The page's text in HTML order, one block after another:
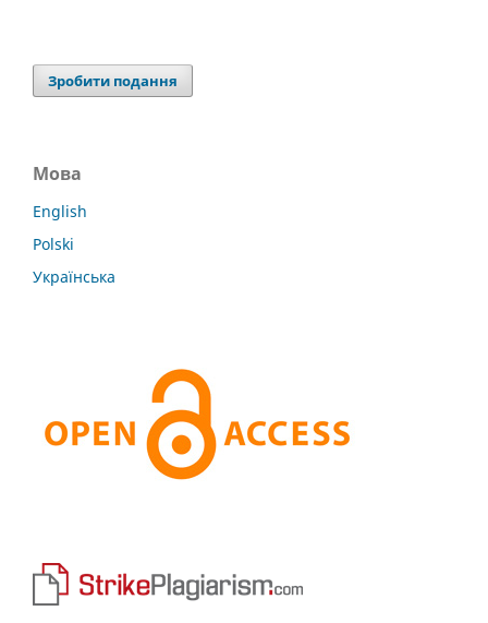
Зробити подання
Мова
English
Polski
Українська